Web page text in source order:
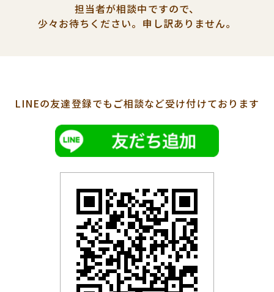
担当者が相談中ですので、
少々お待ちください。 申し訳ありません。
LINEの友達登録でも ご相談など受け付けております